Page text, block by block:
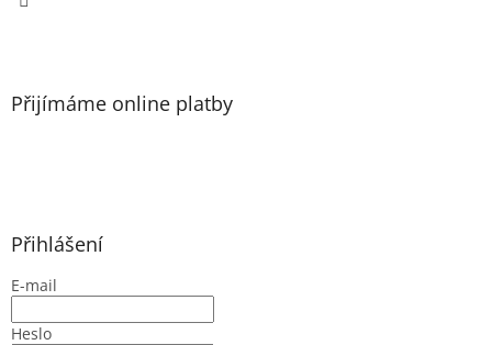
Přijímáme online platby
Přihlášení
E-mail
Heslo